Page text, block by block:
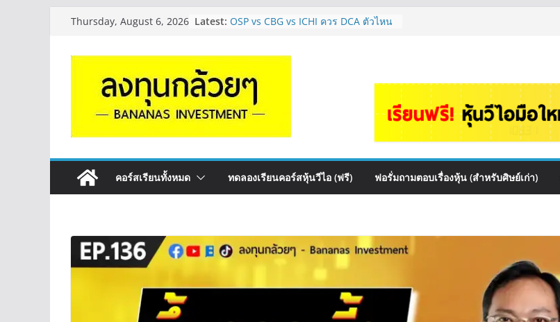
content
Thursday, August 6, 2026 Latest: หุ้นซอสภูเขาทอง Sauce เหมาะถือเป็น
ดี? | Q&A กล้วยๆ EP.1165
รีวิวงบกลุ่ม Bank หุ้นไหนเหมาะถือเอา
“ปันผล” | EP.175
จะเลือกหุ้นแต่ละตัว ต้องดู Short –
Long ของหุ้นตัวนั้นๆไหมคะ? | Q&A
มีเงิน 8 ล้าน อยากจัดพอร์ตหุ้นปันผล
ระยะยาว อุตสาหกรรมไหนดี? | Q&A
กล้วยๆ EP.1163
คอร์สเรียนทั้งหมด ทดลองเรียนคอร์สหุ้นวีไอ (ฟรี) ฟอรั่มถามตอบเรื่องหุ้น (สำหรับศิษย์เก่า)